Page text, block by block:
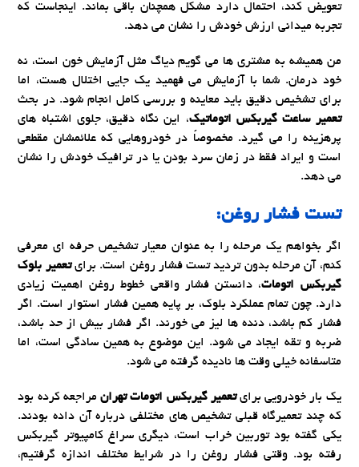
تعویض کند، احتمال دارد مشکل همچنان باقی بماند. اینجاست که
تجربه میدانی ارزش خودش را نشان می دهد.
من همیشه به مشتری ها می گویم دیاگ مثل آزمایش خون است، نه
خود درمان. شما با آزمایش می فهمید یک جایی اختلال هست، اما
برای تشخیص دقیق باید معاینه و بررسی کامل انجام شود. در بحث
تعمیر ساعت گیربکس اتوماتیک، این نگاه دقیق، جلوی اشتباه های
پرهزینه را می گیرد. مخصوصاً در خودروهایی که علائمشان مقطعی
است و ایراد فقط در زمان سرد بودن یا در ترافیک خودش را نشان
می دهد.
تست فشار روغن:
اگر بخواهم یک مرحله را به عنوان معیار تشخیص حرفه ای معرفی
کنم، آن مرحله بدون تردید تست فشار روغن است. برایتعمیر بلوک
گیربکس اتومات، دانستن فشار واقعی خطوط روغن اهمیت زیادی
دارد. چون تمام عملکرد بلوک، بر پایه همین فشار استوار است. اگر
فشار کم باشد، دنده ها لیز می خورند. اگر فشار بیش از حد باشد،
ضربه و تقه ایجاد می شود. این موضوع به همین سادگی است، اما
متاسفانه خیلی وقت ها نادیده گرفته می شود.
یک بار خودرویی برایتعمیر گیربکس اتومات تهرانمراجعه کرده بود
که چند تعمیرگاه قبلی تشخیص های مختلفی درباره آن داده بودند.
یکی گفته بود توربین خراب است، دیگری سراغ کامپیوتر گیربکس
رفته بود. وقتی فشار روغن را در شرایط مختلف اندازه گرفتیم،